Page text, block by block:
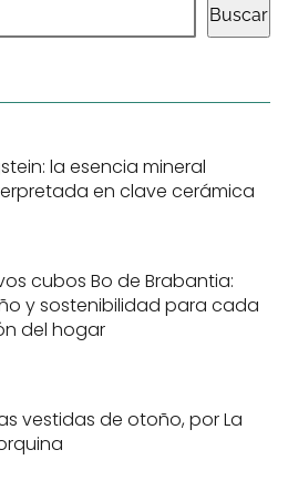
Buscar
la esencia mineral
en clave cerámica
cubos Bo de Brabantia:
y sostenibilidad para cada
del hogar
vestidas de otoño, por La